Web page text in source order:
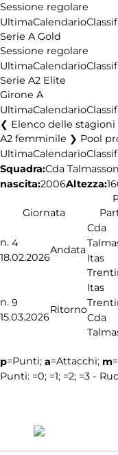
Sessione regolare
UltimaCalendario
Serie A Gold
Sessione regolare
UltimaCalendario
Serie A2 Elite
Girone A
UltimaCalendario
Elenco delle stagioni
A2 femminile ❯ Pool
UltimaCalendario
Squadra:Cda
nascita:2006Altezza:
Giornata
n. 4
18.02.2026
Andata
Cda
Itas
n. 9
15.03.2026
Ritorno
Itas
Cda
p=Punti; a=Attacchi; m
Punti: =0; =1; =2; =3 -